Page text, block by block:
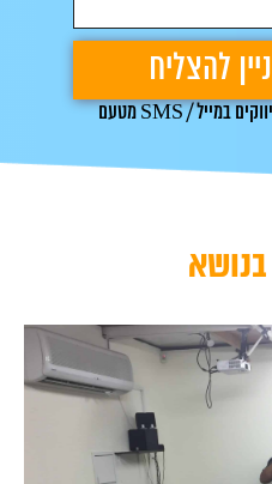
אני מאשר/ת קבלת תכנים שיווקים במייל / SMS מטעם
בנושא